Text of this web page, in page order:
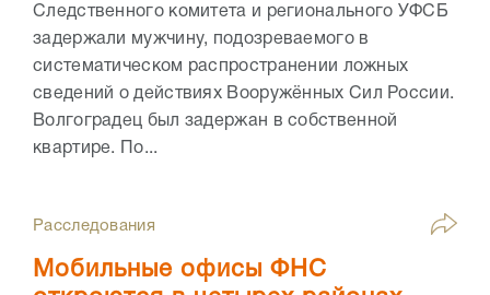
Следственного комитета и регионального УФСБ
задержали мужчину, подозреваемого в
систематическом распространении ложных
сведений о действиях Вооружённых Сил России.
Волгоградец был задержан в собственной
квартире. По...
Расследования
Мобильные офисы ФНС